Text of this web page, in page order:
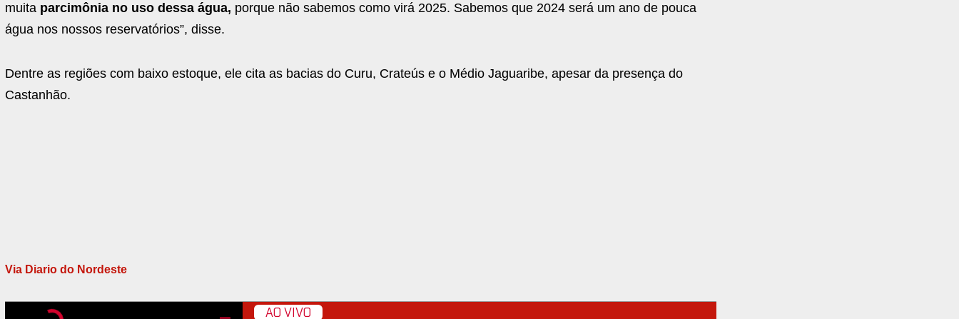
muita parcimônia no uso dessa água, porque não sabemos como virá 2025. Sabemos que 2024 será um ano de pouca
água nos nossos reservatórios”, disse.
Dentre as regiões com baixo estoque, ele cita as bacias do Curu, Crateús e o Médio Jaguaribe, apesar da presença do
Castanhão.
Via Diario do Nordeste
AO VIVO